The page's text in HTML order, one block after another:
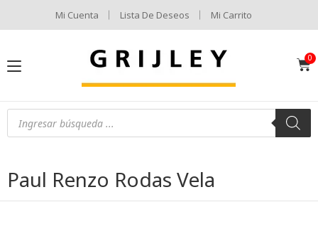
Mi Cuenta Lista De Deseos Mi Carrito
Paul Renzo Rodas Vela